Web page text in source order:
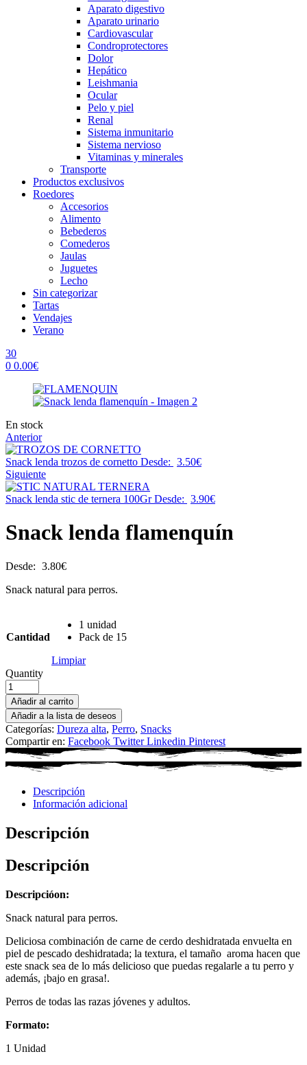
Aparato digestivo
Aparato urinario
Cardiovascular
Condroprotectores
Dolor
Hepático
Leishmania
Ocular
Pelo y piel
Renal
Sistema inmunitario
Sistema nervioso
Vitaminas y minerales
Transporte
Productos exclusivos
Roedores
Accesorios
Alimento
Bebederos
Comederos
Jaulas
Juguetes
Lecho
Sin categorizar
Tartas
Vendajes
Verano
30
0 0.00€
Availability:
En stock
Anterior
Snack lenda trozos de cornetto Desde: 3.50€
Siguiente
Snack lenda stic de ternera 100Gr Desde: 3.90€
Snack lenda flamenquín
Desde: 3.80€
Snack natural para perros.
Cantidad
1 unidad
Pack de 15
Limpiar
Quantity
Añadir al carrito
Añadir a la lista de deseos
Categorías: Dureza alta, Perro, Snacks
Compartir en: Facebook Twitter Linkedin Pinterest
Descripción
Información adicional
Descripción
Descripción
Descripcióon:
Snack natural para perros.
Deliciosa combinación de carne de cerdo deshidratada envuelta en
piel de pescado deshidratada; la textura, el tamaño aroma hacen que
este snack sea de lo más delicioso que puedas regalarle a tu perro y
además, ¡bajo en grasa!.
Perros de todas las razas jóvenes y adultos.
Formato:
1 Unidad